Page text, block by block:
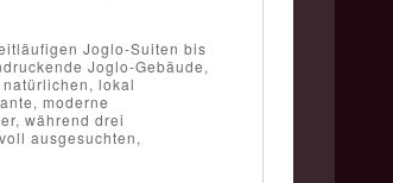
Joglo-Suiten bis
Joglo-Gebäude,
lokal
moderne
während drei
ausgesuchten,